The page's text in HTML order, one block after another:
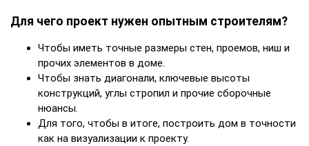
Для чего проект нужен опытным строителям?
Чтобы иметь точные размеры стен, проемов, ниш и
прочих элементов в доме.
Чтобы знать диагонали, ключевые высоты
конструкций, углы стропил и прочие сборочные
нюансы.
Для того, чтобы в итоге, построить дом в точности
как на визуализации к проекту.